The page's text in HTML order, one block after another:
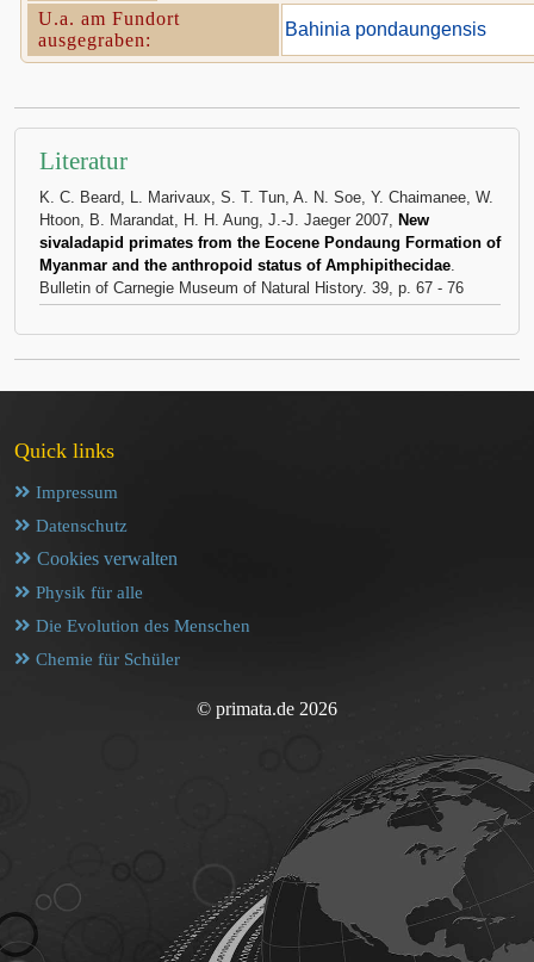
U.a. am Fundort
ausgegraben:
Bahinia pondaungensis
Literatur
K. C. Beard, L. Marivaux, S. T. Tun, A. N. Soe, Y. Chaimanee, W.
Htoon, B. Marandat, H. H. Aung, J.-J. Jaeger 2007, New
sivaladapid primates from the Eocene Pondaung Formation of
Myanmar and the anthropoid status of Amphipithecidae.
Bulletin of Carnegie Museum of Natural History. 39, p. 67 - 76
Quick links
Impressum
Datenschutz
Cookies verwalten
Physik für alle
Die Evolution des Menschen
Chemie für Schüler
© primata.de 2026